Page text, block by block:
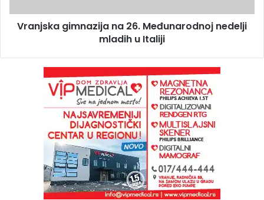
Vranjska gimnazija na 26. Međunarodnoj nedelji
mladih u Italiji